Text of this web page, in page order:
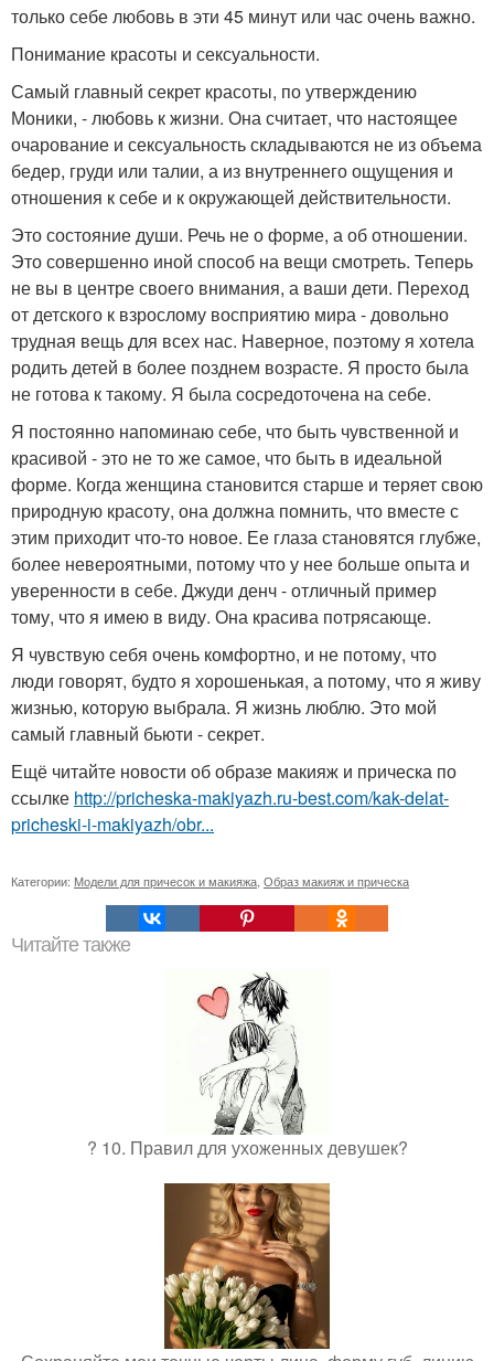
только себе любовь в эти 45 минут или час очень важно.
Понимание красоты и сексуальности.
Самый главный секрет красоты, по утверждению
Моники, - любовь к жизни. Она считает, что настоящее
очарование и сексуальность складываются не из объема
бедер, груди или талии, а из внутреннего ощущения и
отношения к себе и к окружающей действительности.
Это состояние души. Речь не о форме, а об отношении.
Это совершенно иной способ на вещи смотреть. Теперь
не вы в центре своего внимания, а ваши дети. Переход
от детского к взрослому восприятию мира - довольно
трудная вещь для всех нас. Наверное, поэтому я хотела
родить детей в более позднем возрасте. Я просто была
не готова к такому. Я была сосредоточена на себе.
Я постоянно напоминаю себе, что быть чувственной и
красивой - это не то же самое, что быть в идеальной
форме. Когда женщина становится старше и теряет свою
природную красоту, она должна помнить, что вместе с
этим приходит что-то новое. Ее глаза становятся глубже,
более невероятными, потому что у нее больше опыта и
уверенности в себе. Джуди денч - отличный пример
тому, что я имею в виду. Она красива потрясающе.
Я чувствую себя очень комфортно, и не потому, что
люди говорят, будто я хорошенькая, а потому, что я живу
жизнью, которую выбрала. Я жизнь люблю. Это мой
самый главный бьюти - секрет.
Ещё читайте новости об образе макияж и прическа по
ссылке http://pricheska-makiyazh.ru-best.com/kak-delat-
pricheski-i-makiyazh/obr...
Категории: Модели для причесок и макияжа Образ макияж и прическа
Читайте также
? 10. Правил для ухоженных девушек?